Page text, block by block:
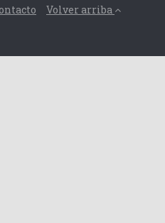
Volver arriba